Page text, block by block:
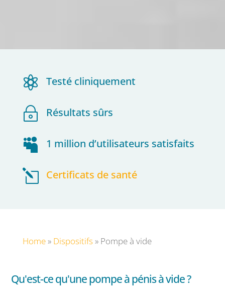
 Testé cliniquement
~ Résultats sûrs
 1 million d’utilisateurs satisfaits
l Certificats de santé
Home» Dispositifs»Pompe à vide
Qu'est-ce qu'une pompe à pénis à vide ?